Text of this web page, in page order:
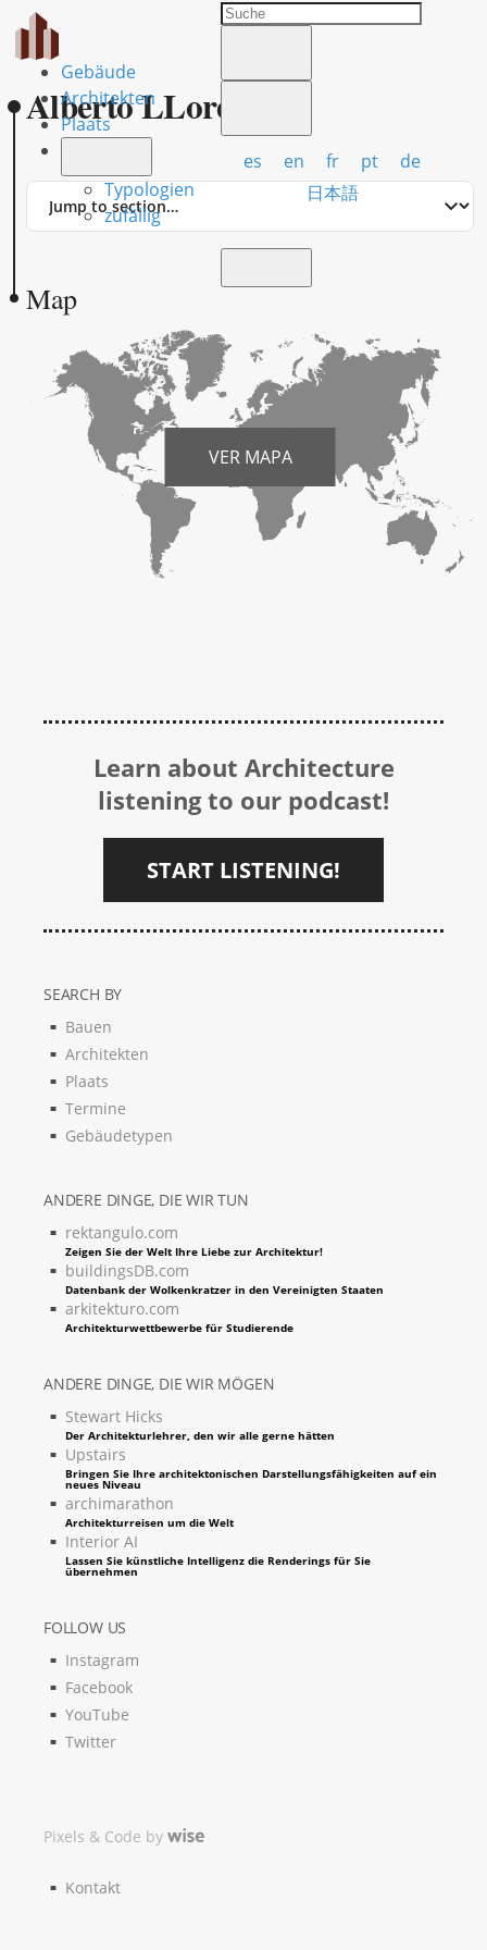
Gebäude
Architekten
Plaats
Typologien
zufällig
es en fr pt
de
日本語
Alberto LLoréns
Jump
Map
VER MAPA
Learn about Architecture
listening to our podcast!
START LISTENING!
SEARCH BY
Bauen
Architekten
Plaats
Termine
Gebäudetypen
ANDERE DINGE, DIE WIR TUN
rektangulo.com
Zeigen Sie der Welt Ihre Liebe zur Architektur!
buildingsDB.com
Datenbank der Wolkenkratzer in den Vereinigten Staaten
arkitekturo.com
Architekturwettbewerbe für Studierende
ANDERE DINGE, DIE WIR MÖGEN
Stewart Hicks
Der Architekturlehrer, den wir alle gerne hätten
Upstairs
Bringen Sie Ihre architektonischen Darstellungsfähigkeiten auf ein
neues Niveau
archimarathon
Architekturreisen um die Welt
Interior AI
Lassen Sie künstliche Intelligenz die Renderings für Sie
übernehmen
FOLLOW US
Instagram
Facebook
YouTube
Twitter
Pixels & Code by
Kontakt